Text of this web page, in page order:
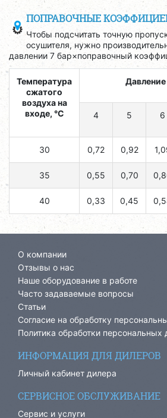
ПОПРАВОЧНЫЕ
Чтобы подсчитать точную
осушителя, нужно
давлении 7 бар×поправочный
Температура
сжатого
воздуха на
входе, °C
Давление
4 5 6
30 0,72 0,92
35 0,55 0,70
40 0,33 0,45
О компании
Отзывы о нас
Наше оборудование в работе
Часто задаваемые вопросы
Статьи
Согласие на обработку
Политика обработки персональных
ИНФОРМАЦИЯ ДЛЯ ДИЛЕРОВ
Личный кабинет дилера
СЕРВИСНОЕ ОБСЛУЖИВАНИЕ
Сервис и услуги